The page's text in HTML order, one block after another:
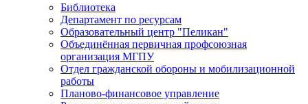
Библиотека
Департамент по ресурсам
Образовательный центр "Пеликан"
Объединённая первичная профсоюзная
организация МГПУ
Отдел гражданской обороны и мобилизационной
работы
Планово-финансовое управление